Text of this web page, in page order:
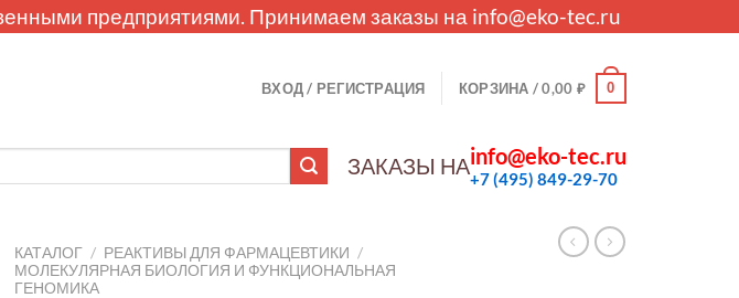
предприятиями. Принимаем заказы на info@eko-tec.ru
ВХОД / РЕГИСТРАЦИЯ КОРЗИНА /0,00 ₽ 0
ЗАКАЗЫ НАinfo@eko-tec.ru
+7 (495) 849-29-70
КАТАЛОГ / РЕАКТИВЫ ДЛЯ ФАРМАЦЕВТИКИ /
МОЛЕКУЛЯРНАЯ БИОЛОГИЯ И ФУНКЦИОНАЛЬНАЯ
ГЕНОМИКА